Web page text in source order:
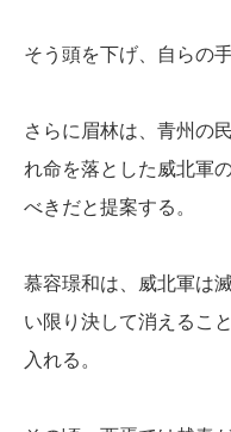
そう頭を下げ、自らの
さらに眉林は、青州の
れ命を落とした威北軍
べきだと提案する。
慕容璟和は、威北軍は
い限り決して消えるこ
入れる。